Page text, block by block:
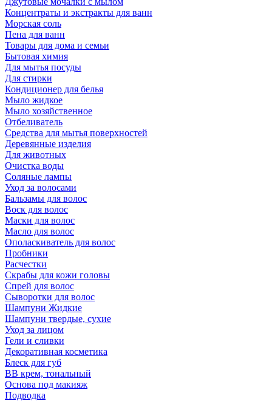
Концентраты и экстракты для ванн
Морская соль
Пена для ванн
Товары для дома и семьи
Бытовая химия
Для мытья посуды
Для стирки
Кондиционер для белья
Мыло жидкое
Мыло хозяйственное
Отбеливатель
Средства для мытья поверхностей
Деревянные изделия
Для животных
Очистка воды
Соляные лампы
Уход за волосами
Бальзамы для волос
Воск для волос
Маски для волос
Масло для волос
Ополаскиватель для волос
Пробники
Расчестки
Скрабы для кожи головы
Спрей для волос
Сыворотки для волос
Шампуни Жидкие
Шампуни твердые, сухие
Уход за лицом
Гели и сливки
Декоративная косметика
Блеск для губ
ВВ крем, тональный
Основа под макияж
Подводка